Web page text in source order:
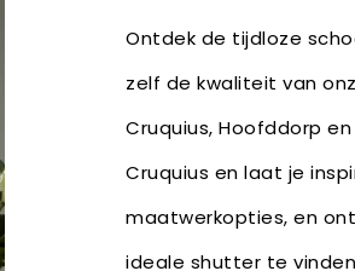
Ontdek de tijdloze
zelf de kwaliteit van
Cruquius, Hoofddorp
Cruquius en laat je
maatwerkopties, en
ideale shutter te